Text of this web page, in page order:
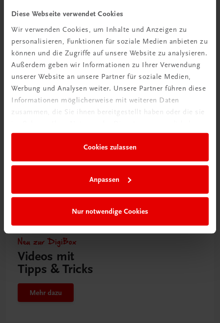
Diese Webseite verwendet Cookies
Wir verwenden Cookies, um Inhalte und Anzeigen zu
personalisieren, Funktionen für soziale Medien anbieten zu
können und die Zugriffe auf unsere Website zu analysieren.
Außerdem geben wir Informationen zu Ihrer Verwendung
unserer Website an unsere Partner für soziale Medien,
Werbung und Analysen weiter. Unsere Partner führen diese
Informationen möglicherweise mit weiteren Daten
zusammen, die Sie ihnen bereitgestellt haben oder die sie
Cookies zulassen
Anpassen
Nur notwendige Cookies
Rabattcode erhalten
Newsletter abonnieren
& Versandkosten sparen
Jetzt anmelden
Neu zur DigiBox
Videos mit
Tipps & Tricks
Mehr dazu